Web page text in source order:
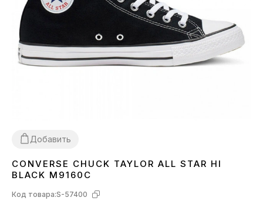
Добавить
363738 3940 4142 4344
CONVERSE CHUCK TAYLOR ALL STAR HI
BLACK M9160C
Код товара:S-57400